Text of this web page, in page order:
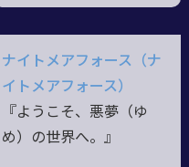
ナイトメアフォース（ナ
イトメアフォース）
『ようこそ、悪夢（ゆ
め）の世界へ。』